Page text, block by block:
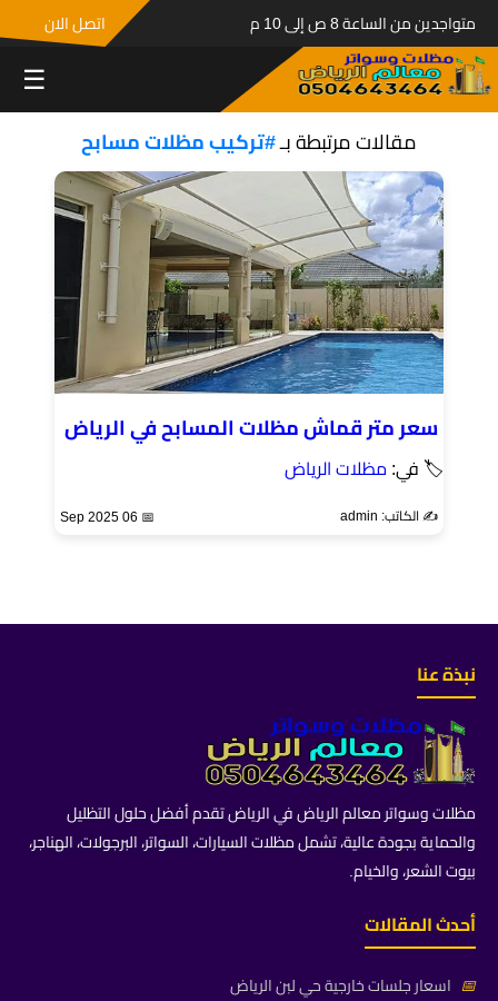
متواجدين من الساعة 8 ص إلى 10 م اتصل الان
☰
مقالات مرتبطة بـ#تركيب مظلات مسابح
سعر متر قماش مظلات المسابح في الرياض
🏷 في: مظلات الرياض
✍️ الكاتب: admin 📅 06 Sep 2025
نبذة عنا
مظلات وسواتر معالم الرياض في الرياض تقدم أفضل حلول التظليل
والحماية بجودة عالية، تشمل مظلات السيارات، السواتر، البرجولات، الهناجر،
بيوت الشعر، والخيام.
أحدث المقالات
📅 اسعار جلسات خارجية حي لبن الرياض